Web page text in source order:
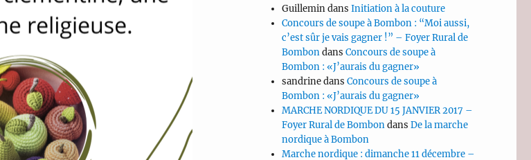
GuillemindansInitiation à la couture
Concours de soupe à Bombon : “Moi aussi,
c’est sûr je vais gagner !” – Foyer Rural de
BombondansConcours de soupe à
Bombon : «J’aurais du gagner»
sandrinedansConcours de soupe à
Bombon : «J’aurais du gagner»
MARCHE NORDIQUE DU 15 JANVIER 2017 –
Foyer Rural de BombondansDe la marche
nordique à Bombon
Marche nordique : dimanche 11 décembre –